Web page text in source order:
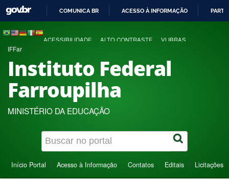
COMUNICA BR ACESSO À INFORMAÇÃO
ACESSIBILIDADE ALTO CONTRASTE VLIBRAS
IFFar
Instituto Federal
Farroupilha
MINISTÉRIO DA EDUCAÇÃO
Início Portal Acesso à Informação Contatos Editais Licitações